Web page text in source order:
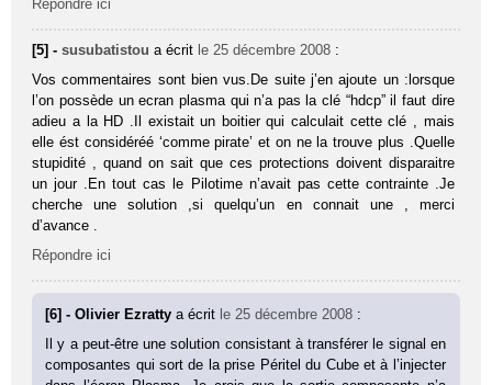
Répondre ici
[5] -susubatistou a écrit le 25 décembre 2008 :
Vos commentaires sont bien vus.De suite j’en ajoute un :lorsque
l’on possède un ecran plasma qui n’a pas la clé “hdcp” il faut dire
adieu a la HD .Il existait un boitier qui calculait cette clé , mais
elle ést considéréé ‘comme pirate’ et on ne la trouve plus .Quelle
stupidité , quand on sait que ces protections doivent disparaitre
un jour .En tout cas le Pilotime n’avait pas cette contrainte .Je
cherche une solution ,si quelqu’un en connait une , merci
d’avance .
Répondre ici
[6] - Olivier Ezrattya écrit le 25 décembre 2008 :
Il y a peut-être une solution consistant à transférer le signal en
composantes qui sort de la prise Péritel du Cube et à l’injecter